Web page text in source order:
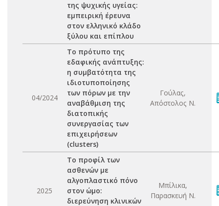
της ψυχικής υγείας:
εμπειρική έρευνα
στον ελληνικό κλάδο
ξύλου και επίπλου
04/2024
Το πρότυπο της
εδαφικής ανάπτυξης:
η συμβατότητα της
ιδιοτυποποίησης
των πόρων με την
αναβάθμιση της
διατοπικής
συνεργασίας των
επιχειρήσεων
(clusters)
Γούλας,
Απόστολος Ν.
2025
Το προφίλ των
ασθενών με
αλγοπλαστικό πόνο
στον ώμο:
διερεύνηση κλινικών
Μπίλικα,
Παρασκευή Ν.